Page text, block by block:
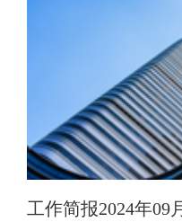
工作简报2024年09